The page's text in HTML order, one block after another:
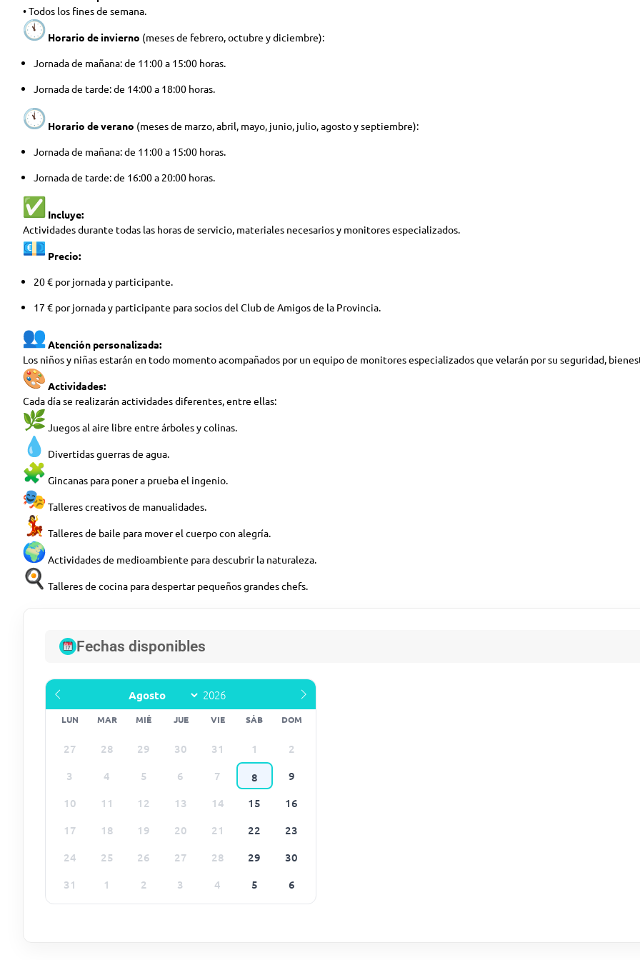
• Todos los fines de semana.
Horario de invierno (meses de febrero, octubre y diciembre):
Jornada de mañana: de 11:00 a 15:00 horas.
Jornada de tarde: de 14:00 a 18:00 horas.
Horario de verano (meses de marzo, abril, mayo, junio, julio, agosto y septiembre):
Jornada de mañana: de 11:00 a 15:00 horas.
Jornada de tarde: de 16:00 a 20:00 horas.
Incluye:
Actividades durante todas las horas de servicio, materiales necesarios y monitores especializados.
Precio:
20 € por jornada y participante.
17 € por jornada y participante para socios del Club de Amigos de la Provincia.
Atención personalizada:
Los niños y niñas estarán en todo momento acompañados por un equipo de monitores especializados que velarán por su seguridad,
Actividades:
Cada día se realizarán actividades diferentes, entre ellas:
Juegos al aire libre entre árboles y colinas.
Divertidas guerras de agua.
Gincanas para poner a prueba el ingenio.
Talleres creativos de manualidades.
Talleres de baile para mover el cuerpo con alegría.
Actividades de medioambiente para descubrir la naturaleza.
Talleres de cocina para despertar pequeños grandes chefs.
Fechas disponibles
LUN MAR MIÉ JUE VIE SÁB DOM
27 28 29 30 31 1
2
3
4 5 6 7 8
9
10
11 12 13 14 15
16
17
18 19 20 21 22
23
24
25 26 27 28 29
30
31
1 2 3 4 5 6